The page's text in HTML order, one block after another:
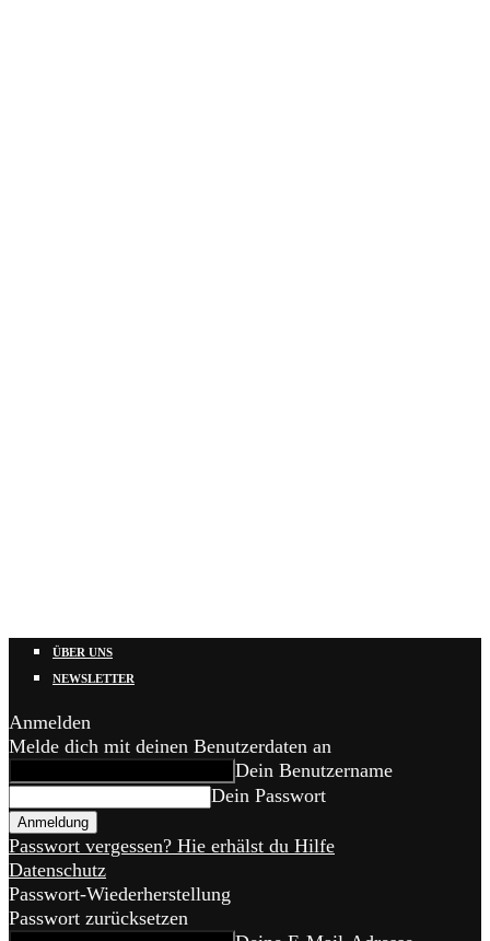
ÜBER UNS
NEWSLETTER
Anmelden
Melde dich mit deinen Benutzerdaten an
Dein Benutzername
Dein Passwort
Passwort vergessen? Hie erhälst du Hilfe
Datenschutz
Passwort-Wiederherstellung
Passwort zurücksetzen